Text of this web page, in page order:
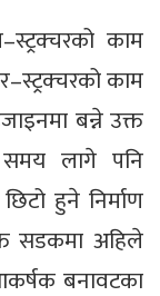
काम
काम
बन्ने उक्त
समय लागे पनि
हुने निर्माण
सडकमा अहिले
बनावटका